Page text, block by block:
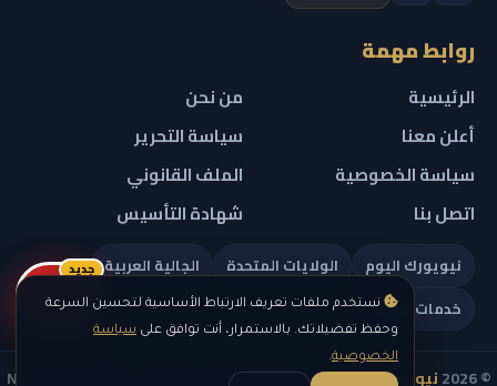
نستخدم ملفات تعريف الارتباط الأساسية لتحسين السرعة
وحفظ تفضيلاتك. بالاستمرار، أنت توافق على سياسة
الخصوصية.
روابط مهمة
الرئيسية
من نحن
أعلن معنا
سياسة التحرير
سياسة الخصوصية
الملف القانوني
اتصل بنا
شهادة التأسيس
نيويورك اليوم الولايات المتحدة
الجالية العربية
خدمات تهمك
© 2026 نيويورك نيوز — جميع الحقوق محفوظة — NEW YORK NEWS
ريلز
جديد